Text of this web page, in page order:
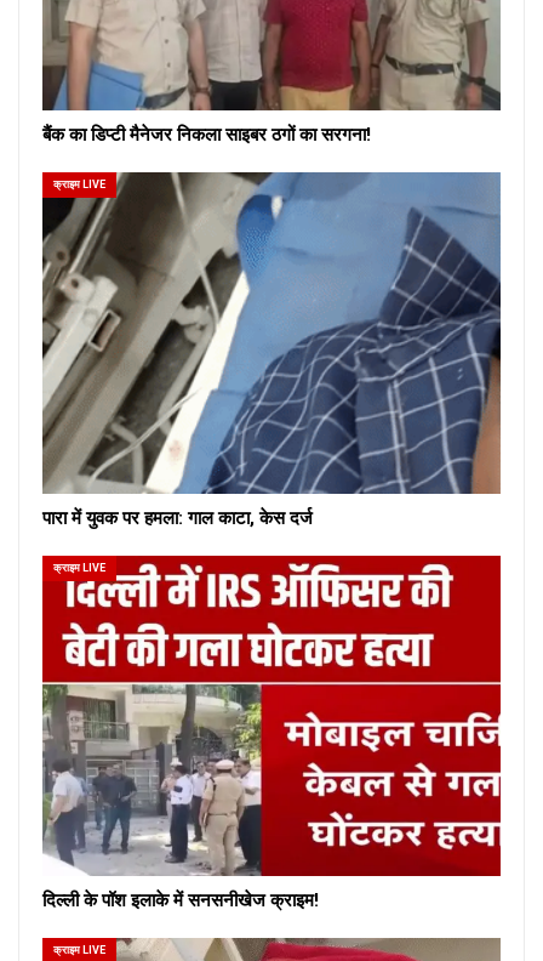
बैंक का डिप्टी मैनेजर निकला साइबर ठगों का सरगना!
क्राइम LIVE
पारा में युवक पर हमला: गाल काटा, केस दर्ज
क्राइम LIVE
दिल्ली के पॉश इलाके में सनसनीखेज क्राइम!
क्राइम LIVE